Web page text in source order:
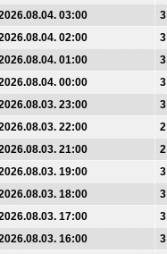
03:00
3
02:00
3
01:00
3
00:00
3
23:00
3
22:00
2
21:00
2
19:00
3
18:00
3
17:00
3
16:00
3